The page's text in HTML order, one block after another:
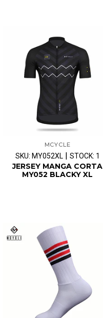
MCYCLE
SKU: MY052XL| STOCK: 1
JERSEY MANGA CORTA
MY052 BLACKY XL